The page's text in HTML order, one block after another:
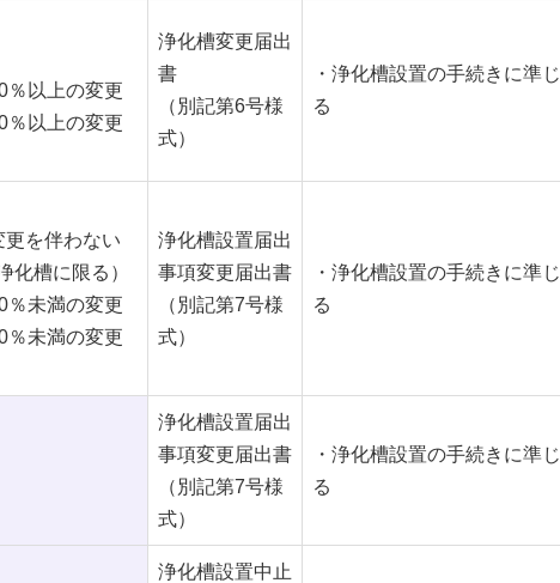
％以上の変更
％以上の変更
浄化槽変更届出
書
（別記第6号様
式）
・浄化槽設置の手続きに準じ
る
更を伴わない
化槽に限る）
％未満の変更
％未満の変更
浄化槽設置届出
事項変更届出書
（別記第7号様
式）
・浄化槽設置の手続きに準じ
る
浄化槽設置届出
事項変更届出書
（別記第7号様
式）
・浄化槽設置の手続きに準じ
る
浄化槽設置中止